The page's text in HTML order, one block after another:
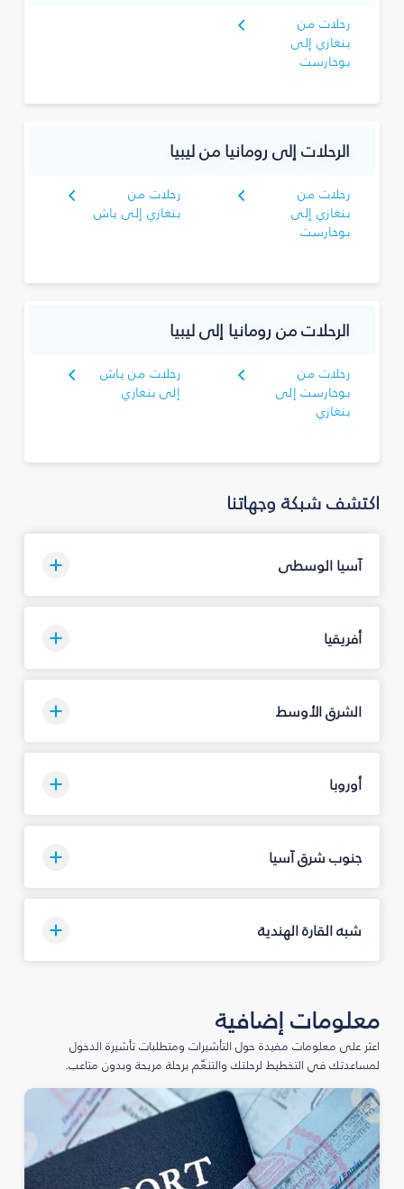
رحلات من
بنغازي إلى
بوخارست
الرحلات إلى رومانيا من ليبيا
رحلات من
بنغازي إلى
بوخارست
رحلات من
بنغازي إلى ياش
الرحلات من رومانيا إلى ليبيا
رحلات من
بوخارست إلى
بنغازي
رحلات من ياش
إلى بنغازي
اكتشف شبكة وجهاتنا
آسيا الوسطى
أفريقيا
الشرق الأوسط
أوروبا
جنوب شرق آسيا
شبه القارة الهندية
معلومات إضافية
اعثر على معلومات مفيدة حول التأشيرات ومتطلبات تأشيرة الدخول
لمساعدتك في التخطيط لرحلتك والتنعّم برحلة مريحة وبدون متاعب.